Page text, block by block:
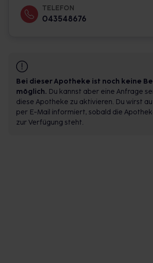
TELEFON
043548676
Bei dieser Apotheke ist noch keine
möglich. Du kannst aber eine Anfrage
diese Apotheke zu aktivieren. Du wirst
per E-Mail informiert, sobald die
zur Verfügung steht.